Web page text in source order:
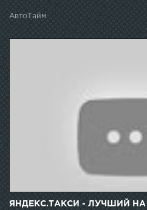
АвтоТайм
ЯНДЕКС.ТАКСИ - ЛУЧШИЙ